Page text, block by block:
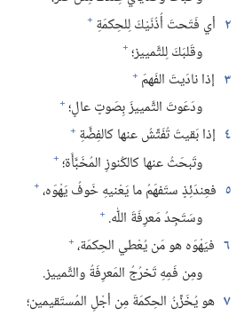
٢ أي فَتَحتَ أُذُنَيْكَ لِلحِكمَةِ +
وقَلبَكَ لِلتَّمييز؛‏ +
٣ إذا نادَيتَ الفَهمَ +
ودَعَوتَ التَّمييزَ بِصَوتٍ عالٍ؛‏ +
٤ إذا بَقيتَ تُفَتِّشُ عنها كالفِضَّةِ +
وتَبحَثُ عنها كالكُنوزِ المُخَبَّأَة؛‏ +
٥ فعِندَئِذٍ ستَفهَمُ ما يَعْنيهِ خَوفُ يَهْوَه،‏ +
وسَتَجِدُ مَعرِفَةَ اللّٰه.‏ +
٦ فيَهْوَه هو مَن يُعْطي الحِكمَة،‏ +
ومِن فَمِهِ تَخرُجُ المَعرِفَةُ والتَّمييز.‏
٧ هو يُخَزِّنُ الحِكمَةَ مِن أجْلِ المُستَقيمين؛‏